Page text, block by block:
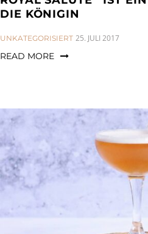
DIE KÖNIGIN
CATEGORIES:
UNKATEGORISIERT 25. JULI 2017
READ MORE